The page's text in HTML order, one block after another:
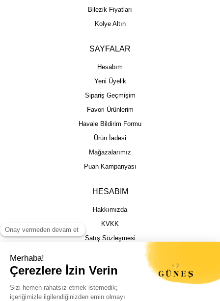
Bilezik Fiyatları
Kolye Altın
SAYFALAR
Hesabım
Yeni Üyelik
Sipariş Geçmişim
Favori Ürünlerim
Havale Bildirim Formu
Ürün İadesi
Mağazalarımız
Puan Kampanyası
HESABIM
Hakkımızda
KVKK
Satış Sözleşmesi
İptal İade Şartları
Kargo Takibi